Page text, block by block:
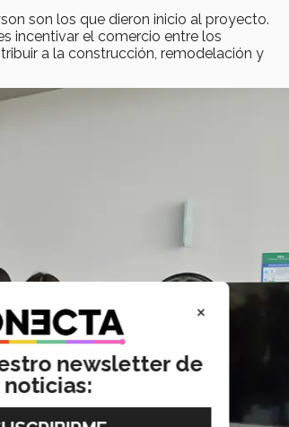
son los que dieron inicio al proyecto.
incentivar el comercio entre los
a la construcción, remodelación y
×
newsletter de
noticias: